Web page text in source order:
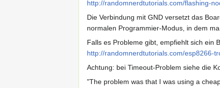
http://randomnerdtutorials.com/flashing-
Die Verbindung mit GND versetzt das
normalen Programmier-Modus, in dem
Falls es Probleme gibt, empfiehlt sich ein
http://randomnerdtutorials.com/esp8266-
Achtung: bei Timeout-Problem siehe die
"The problem was that I was using a